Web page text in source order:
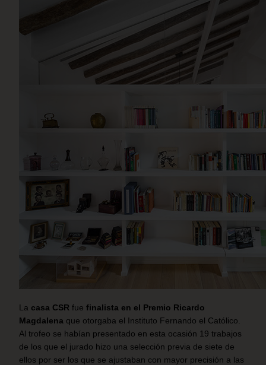
La casa CSR fue finalista en el Premio Ricardo
Magdalena que otorgaba el Instituto Fernando el Católico.
Al trofeo se habían presentado en esta ocasión 19 trabajos
de los que el jurado hizo una selección previa de siete de
ellos por ser los que se ajustaban con mayor precisión a las